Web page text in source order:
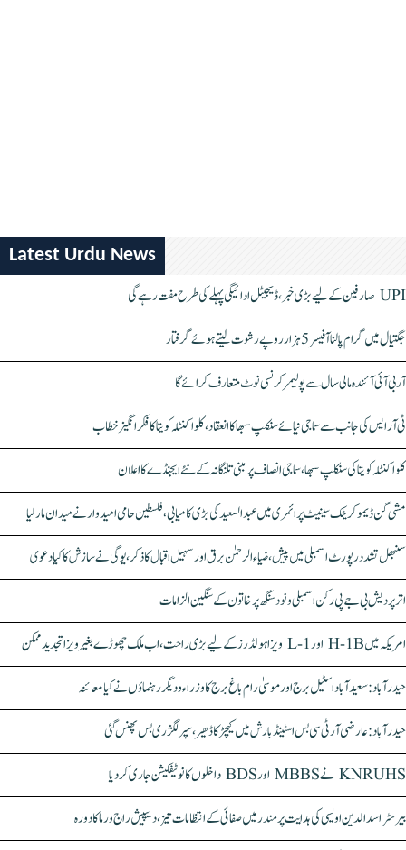
Latest Urdu News
UPI صارفین کے لیے بڑی خبر، ڈیجیٹل ادائیگی پہلے کی طرح مفت رہے گی
جگتیال میں گرام پالنا آفیسر 5 ہزار روپے رشوت لیتے ہوئے گرفتار
آر بی آئی آئندہ مالی سال سے پولیمر کرنسی نوٹ متعارف کرائے گا
ٹی آر ایس کی جانب سے سماجی نیائے سنکلپ سبھا کا انعقاد، کلواکنٹلہ کویتا کا فکر انگیز خطاب
کلواکنٹلہ کویتا کی سنکلپ سبھا، سماجی انصاف پر مبنی تلنگانہ کے نئے ایجنڈے کا اعلان
مشی گن ڈیموکریٹک سینیٹ پرائمری میں عبدالسعید کی بڑی کامیابی، فلسطین حامی امیدوار نے میدان مار لیا
سنبھل تشدد رپورٹ اسمبلی میں پیش، ضیاء الرحمٰن برق اور سہیل اقبال کا ذکر، یوگی نے سازش کا کیا دعویٰ
اتر پردیش بی جے پی رکن اسمبلی ونود سنگھ پر خاتون کے سنگین الزامات
امریکہ میں H-1B اور L-1 ویزا ہولڈرز کے لیے بڑی راحت، اب ملک چھوڑے بغیر ویزا تجدید ممکن
حیدرآباد: سعیدآباد اسٹیل برج اور موسیٰ رام باغ برج کا وزراء و دیگر رہنماؤں نے کیا معائنہ
حیدرآباد: عارضی آر ٹی سی بس اسٹینڈ بارش میں کیچڑ کا ڈھیر، سپر لگژری بس پھنس گئی
KNRUHS نے MBBS اور BDS داخلوں کا نوٹیفکیشن جاری کر دیا
بیرسٹر اسدالدین اویسی کی ہدایت پر مندر میں صفائی کے انتظامات تیز، دیپیش راج ورما کا دورہ